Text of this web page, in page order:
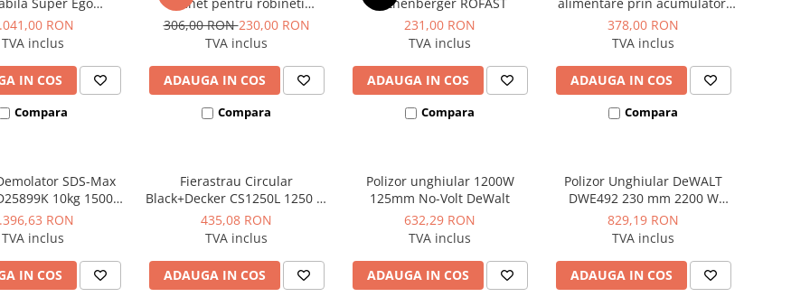
RON
TVA inclus
IN COS
Compara
radiator si fitinguri de
legatura
306,00 RON230,00 RON
TVA inclus
ADAUGA IN COS
Compara
231,00 RON
TVA inclus
ADAUGA IN COS
Compara
fara acumulator inclus,
Hyundai model HY-AG 180-125
378,00 RON
TVA inclus
ADAUGA IN COS
Compara
SDS-Max
10kg 1500W
17.9JRON
TVA inclus
IN COS
Fierastrau Circular
Black+Decker CS1250L 1250 W
190 mm 66 mm
435,08 RON
TVA inclus
ADAUGA IN COS
Polizor unghiular 1200W
125mm No-Volt DeWalt
632,29 RON
TVA inclus
ADAUGA IN COS
Polizor Unghiular DeWALT
DWE492 230 mm 2200 W
6.500 rpm
829,19 RON
TVA inclus
ADAUGA IN COS